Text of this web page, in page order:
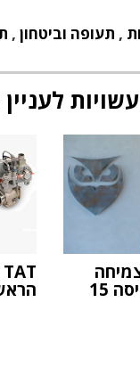
, תעופה וביטחון ,
במימון עצמי: ASIO גייסה 15